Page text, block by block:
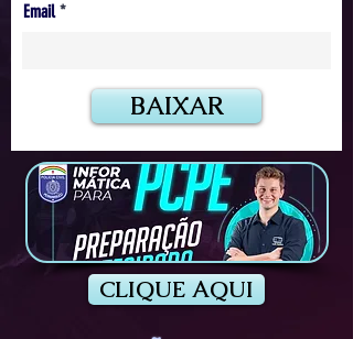
Email
BAIXAR
CLIQUE AQUI